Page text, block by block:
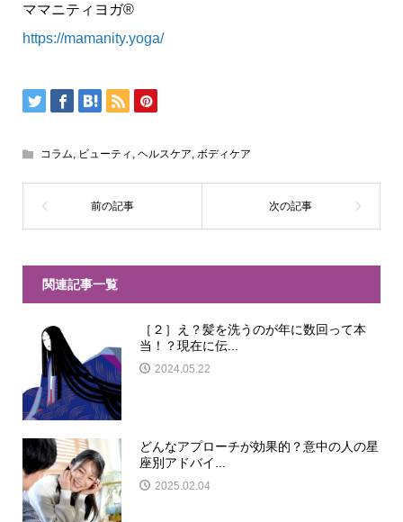
ママニティヨガ®
https://mamanity.yoga/
コラム ビューティ ヘルスケア ボディケア
関連記事一覧
［２］え？髪を洗うのが年に数回って本
当！？現在に伝...
2024.05.22
どんなアプローチが効果的？意中の人の星
座別アドバイ...
2025.02.04